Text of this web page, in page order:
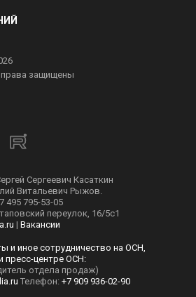
права защищены
Сергеевич Касаткин
Витальевич Рыжов.
495 795-53-05
переулок, 16/5с1
| Вакансии
и иное сотрудничество на ОСН,
пресс-центре ОСН:
отдела продаж)
Телефон: +7 909 936-02-90